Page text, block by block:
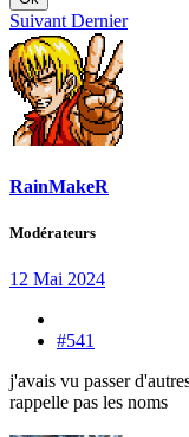
Suivant Dernier
RainMakeR
Modérateurs
12 Mai 2024
#541
j'avais vu passer
rappelle pas les noms